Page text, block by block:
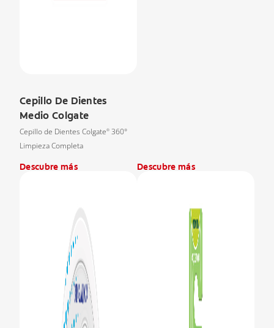
Cepillo De Dientes
Medio Colgate
Cepillo de Dientes Colgate® 360°
Limpieza Completa
Descubre más Descubre más